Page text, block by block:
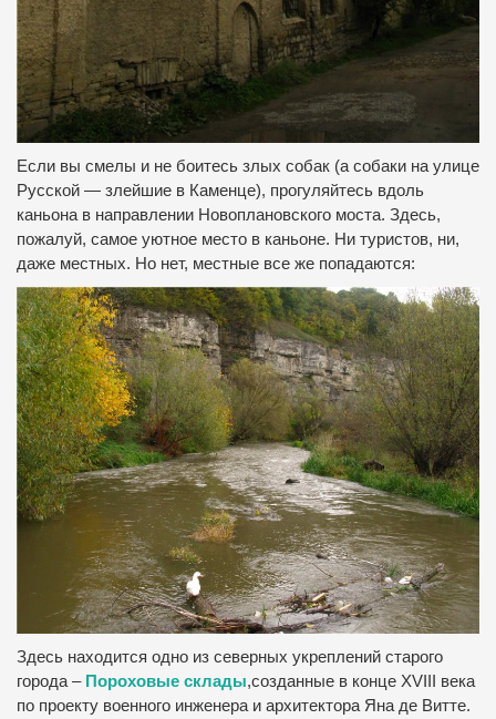
Если вы смелы и не боитесь злых собак (а собаки на улице
Русской — злейшие в Каменце), прогуляйтесь вдоль
каньона в направлении Новоплановского моста. Здесь,
пожалуй, самое уютное место в каньоне. Ни туристов, ни,
даже местных. Но нет, местные все же попадаются:
Здесь находится одно из северных укреплений старого
города – Пороховые склады,созданные в конце XVIII века
по проекту военного инженера и архитектора Яна де Витте.